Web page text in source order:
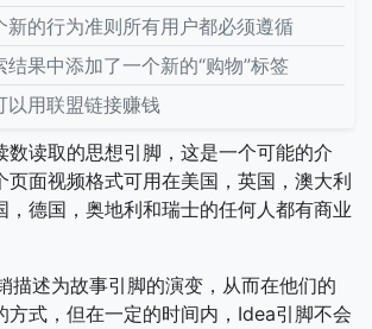
的行为准则所有用户都必须遵循
果中添加了一个新的“购物”标签
用联盟链接赚钱
数读取的思想引脚，这是一个可能的介
页面视频格式可用在美国，英国，澳大利
，德国，奥地利和瑞士的任何人都有商业
描述为故事引脚的演变，从而在他们的
方式，但在一定的时间内，Idea引脚不会